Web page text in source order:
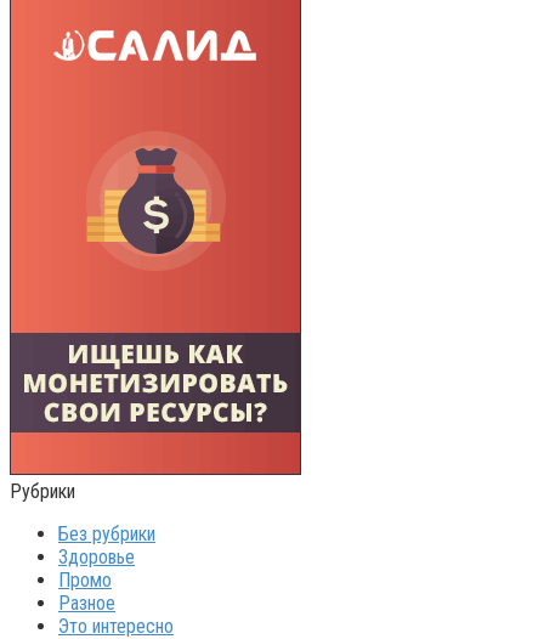
Рубрики
Без рубрики
Здоровье
Промо
Разное
Это интересно